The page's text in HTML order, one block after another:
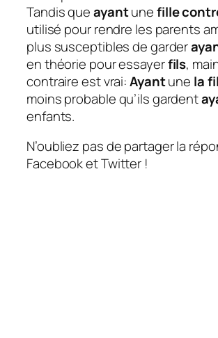
Tandis queayantunefille
utilisé pour rendre les parents
plus susceptibles de garder
en théorie pour essayerfils,
contraire est vrai:Ayantune la
moins probable qu’ils gardent
enfants.
N’oubliez pas de partager la
Facebook et Twitter !